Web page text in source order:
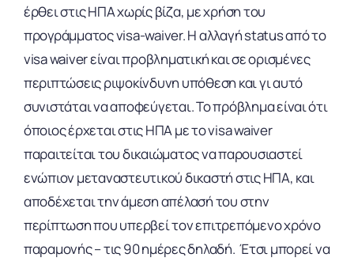
έρθει στις ΗΠΑ χωρίς βίζα, με χρήση του
προγράμματος visa-waiver. Η αλλαγή status από το
visa waiver είναι προβληματική και σε ορισμένες
περιπτώσεις ριψοκίνδυνη υπόθεση και γι αυτό
συνιστάται να αποφεύγεται. Το πρόβλημα είναι ότι
όποιος έρχεται στις ΗΠΑ με το visa waiver
παραιτείται του δικαιώματος να παρουσιαστεί
ενώπιον μεταναστευτικού δικαστή στις ΗΠΑ, και
αποδέχεται την άμεση απέλασή του στην
περίπτωση που υπερβεί τον επιτρεπόμενο χρόνο
παραμονής – τις 90 ημέρες δηλαδή. Έτσι μπορεί να